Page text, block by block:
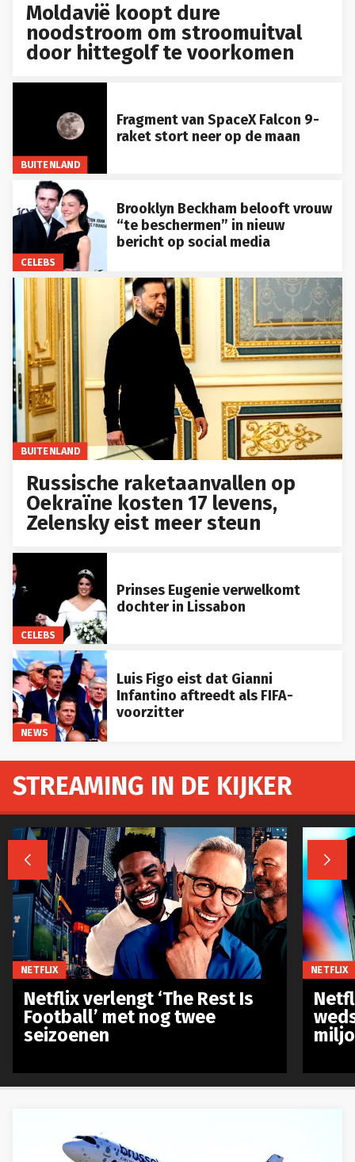
Moldavië koopt dure
noodstroom om stroomuitval
door hittegolf te voorkomen
BUITENLAND
Fragment van SpaceX Falcon 9-
raket stort neer op de maan
CELEBS
Brooklyn Beckham belooft vrouw
“te beschermen” in nieuw
bericht op social media
BUITENLAND
Russische raketaanvallen op
Oekraïne kosten 17 levens,
Zelensky eist meer steun
CELEBS
Prinses Eugenie verwelkomt
dochter in Lissabon
NEWS
Luis Figo eist dat Gianni
Infantino aftreedt als FIFA-
voorzitter
STREAMING IN DE KIJKER
 
NETFLIX
Netflix verlengt ‘The Rest Is
Football’ met nog twee
seizoenen
NETFLIX